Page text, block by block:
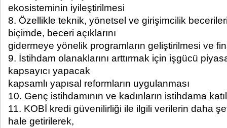
ekosisteminin iyileştirilmesi
8. Özellikle teknik, yönetsel ve girişimcilik
biçimde, beceri açıklarını
gidermeye yönelik programların geliştirilmesi ve
9. İstihdam olanaklarını arttırmak için işgücü
kapsayıcı yapacak
kapsamlı yapısal reformların uygulanması
10. Genç istihdamının ve kadınların istihdama
11. KOBİ kredi güvenilirliği ile ilgili verilerin daha
hale getirilerek,